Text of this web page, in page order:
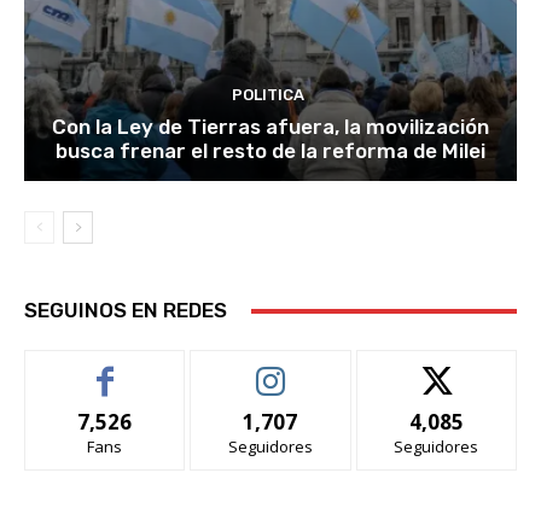
POLITICA
Con la Ley de Tierras afuera, la movilización
busca frenar el resto de la reforma de Milei
SEGUINOS EN REDES
7,526
Fans
1,707
Seguidores
4,085
Seguidores